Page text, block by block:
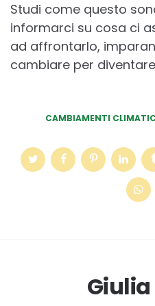
Studi come questo
informarci su cosa ci
ad affrontarlo,
cambiare per
CAMBIAMENTI